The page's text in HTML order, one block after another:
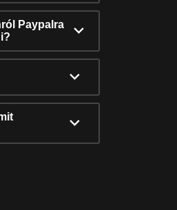
Paypalra